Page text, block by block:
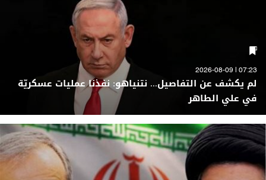
07:23 | 2026-08-09
لم يكشف عن التفاصيل... نتنياهو: نفذنا عمليات عسكريّة
في علي الطاهر